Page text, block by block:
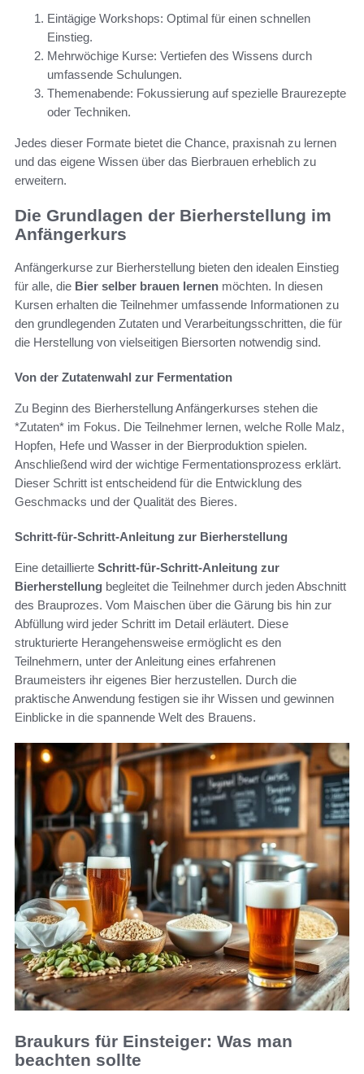
Eintägige Workshops: Optimal für einen schnellen
Einstieg.
Mehrwöchige Kurse: Vertiefen des Wissens durch
umfassende Schulungen.
Themenabende: Fokussierung auf spezielle Braurezepte
oder Techniken.
Jedes dieser Formate bietet die Chance, praxisnah zu lernen
und das eigene Wissen über das Bierbrauen erheblich zu
erweitern.
Die Grundlagen der Bierherstellung im
Anfängerkurs
Anfängerkurse zur Bierherstellung bieten den idealen Einstieg
für alle, die Bier selber brauen lernen möchten. In diesen
Kursen erhalten die Teilnehmer umfassende Informationen zu
den grundlegenden Zutaten und Verarbeitungsschritten, die für
die Herstellung von vielseitigen Biersorten notwendig sind.
Von der Zutatenwahl zur Fermentation
Zu Beginn des Bierherstellung Anfängerkurses stehen die
*Zutaten* im Fokus. Die Teilnehmer lernen, welche Rolle Malz,
Hopfen, Hefe und Wasser in der Bierproduktion spielen.
Anschließend wird der wichtige Fermentationsprozess erklärt.
Dieser Schritt ist entscheidend für die Entwicklung des
Geschmacks und der Qualität des Bieres.
Schritt-für-Schritt-Anleitung zur Bierherstellung
Eine detaillierte Schritt-für-Schritt-Anleitung zur
Bierherstellung begleitet die Teilnehmer durch jeden Abschnitt
des Brauprozes. Vom Maischen über die Gärung bis hin zur
Abfüllung wird jeder Schritt im Detail erläutert. Diese
strukturierte Herangehensweise ermöglicht es den
Teilnehmern, unter der Anleitung eines erfahrenen
Braumeisters ihr eigenes Bier herzustellen. Durch die
praktische Anwendung festigen sie ihr Wissen und gewinnen
Einblicke in die spannende Welt des Brauens.
Braukurs für Einsteiger: Was man
beachten sollte